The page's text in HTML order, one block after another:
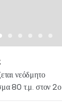
νεόδμητο
80 τ.μ. στον 2ο